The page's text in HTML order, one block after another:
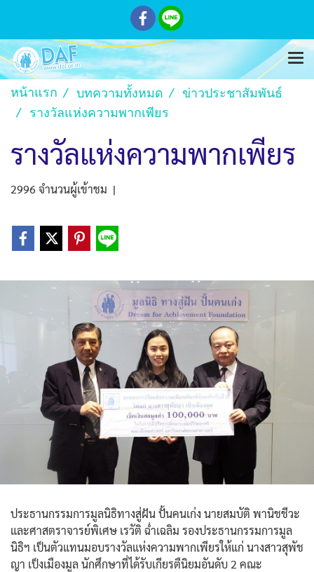
หน้าแรก บทความทั้งหมด
ข่าวประชาสัมพันธ์
รางวัลแห่งความพากเพียร
รางวัลแห่งความพากเพียร
2996 จำนวนผู้เข้าชม |
ประธานกรรมการมูลนิธิทางสู่ฝัน ปั้นคนเก่ง นายสมบัติ พานิชชีวะ
และศาสตราจารย์พิเศษ เรวัติ ฉ่ำเฉลิม รองประธานกรรมการมูล
นิธิฯ เป็นตัวแทนมอบรางวัลแห่งความพากเพียรให้แก่ นางสาวสุพัช
ญา เป็งเมืองมูล นักศึกษาที่ได้รับเกียรตืนิยมอันดับ 2 คณะ